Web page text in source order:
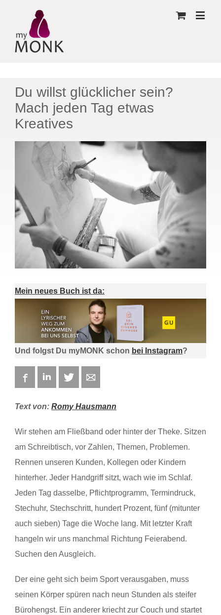
Du willst glücklicher sein?
Mach jeden Tag etwas
Kreatives
Mein neues Buch ist da:
Und folgst Du myMONK schon bei Instagram?
FacebookLinkedIn Twitter
Text von: Romy Hausmann
Wir stehen am Fließband oder hinter der Theke. Sitzen
am Schreibtisch, vor Zahlen, Themen, Problemen.
Rennen unseren Kunden, Kollegen oder Kindern
hinterher. Jeder Handgriff sitzt, wach wie im Schlaf.
Jeden Tag dasselbe, Pflichtprogramm, Termindruck,
Stechuhr, Stechschritt, hundert Prozent, fünf (mitunter
auch sieben) Tage die Woche lang. Mit letzter Kraft
hangeln wir uns manchmal Richtung Feierabend.
Suchen den Ausgleich.
Der eine geht sich beim Sport verausgaben, muss
seinen Körper spüren nach neun Stunden als steifer
Bürohengst. Ein anderer kriecht zur Couch und startet